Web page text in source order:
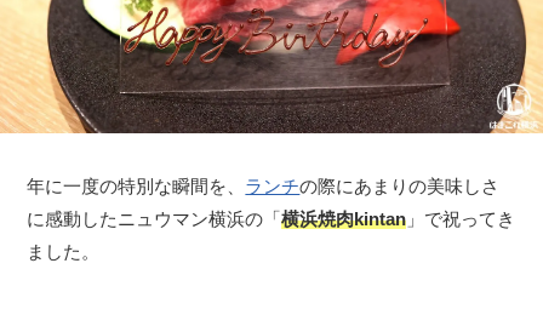
年に一度の特別な瞬間を、 ランチの際にあまりの美味しさ
に感動したニュウマン横浜の「横浜焼肉kintan 」で祝ってき
ました。